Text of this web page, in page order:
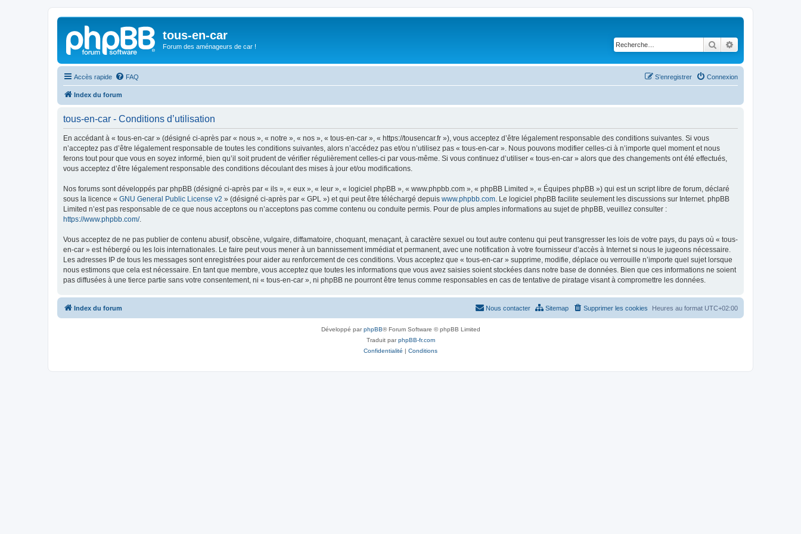
tous-en-car
Forum des aménageurs de car ! Rechercher
Accès rapide FAQ Connexion
S’enregistrer
Index du forum
tous-en-car - Conditions d’utilisation
En accédant à « tous-en-car » (désigné ci-après par « nous », « notre », « nos », « tous-en-car », « https://tousencar.fr »), vous acceptez d’être légalement responsable des conditions suivantes. Si vous
n’acceptez pas d’être légalement responsable de toutes les conditions suivantes, alors n’accédez pas et/ou n’utilisez pas « tous-en-car ». Nous pouvons modifier celles-ci à n’importe quel moment et nous
ferons tout pour que vous en soyez informé, bien qu’il soit prudent de vérifier régulièrement celles-ci par vous-même. Si vous continuez d’utiliser « tous-en-car » alors que des changements ont été effectués,
vous acceptez d’être légalement responsable des conditions découlant des mises à jour et/ou modifications.
Nos forums sont développés par phpBB (désigné ci-après par « ils », « eux », « leur », « logiciel phpBB », « www.phpbb.com », « phpBB Limited », « Équipes phpBB ») qui est un script libre de forum, déclaré
sous la licence « GNU General Public License v2 » (désigné ci-après par « GPL ») et qui peut être téléchargé depuis www.phpbb.com . Le logiciel phpBB facilite seulement les discussions sur Internet. phpBB
Limited n’est pas responsable de ce que nous acceptons ou n’acceptons pas comme contenu ou conduite permis. Pour de plus amples informations au sujet de phpBB, veuillez consulter :
https://www.phpbb.com/.
Vous acceptez de ne pas publier de contenu abusif, obscène, vulgaire, diffamatoire, choquant, menaçant, à caractère sexuel ou tout autre contenu qui peut transgresser les lois de votre pays, du pays où « tous-
en-car » est hébergé ou les lois internationales. Le faire peut vous mener à un bannissement immédiat et permanent, avec une notification à votre fournisseur d’accès à Internet si nous le jugeons nécessaire.
Les adresses IP de tous les messages sont enregistrées pour aider au renforcement de ces conditions. Vous acceptez que « tous-en-car » supprime, modifie, déplace ou verrouille n’importe quel sujet lorsque
nous estimons que cela est nécessaire. En tant que membre, vous acceptez que toutes les informations que vous avez saisies soient stockées dans notre base de données. Bien que ces informations ne soient
pas diffusées à une tierce partie sans votre consentement, ni « tous-en-car », ni phpBB ne pourront être tenus comme responsables en cas de tentative de piratage visant à compromettre les données.
Index du forum Heures au format UTC+02:00
Supprimer les cookies
Sitemap
Nous contacter
Développé parphpBB® Forum Software © phpBB Limited
Traduit parphpBB-fr.com
Confidentialité | Conditions